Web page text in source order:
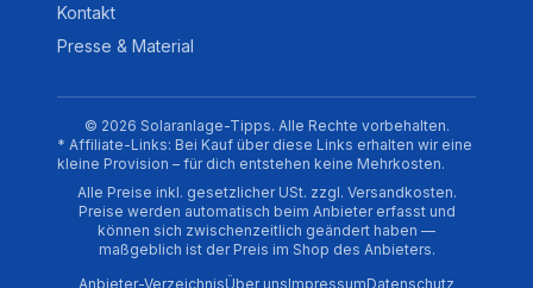
Kontakt
Presse & Material
© 2026 Solaranlage-Tipps. Alle Rechte vorbehalten.
* Affiliate-Links: Bei Kauf über diese Links erhalten wir eine
kleine Provision – für dich entstehen keine Mehrkosten.
Alle Preise inkl. gesetzlicher USt. zzgl. Versandkosten.
Preise werden automatisch beim Anbieter erfasst und
können sich zwischenzeitlich geändert haben —
maßgeblich ist der Preis im Shop des Anbieters.
Anbieter-VerzeichnisÜber unsImpressumDatenschutz